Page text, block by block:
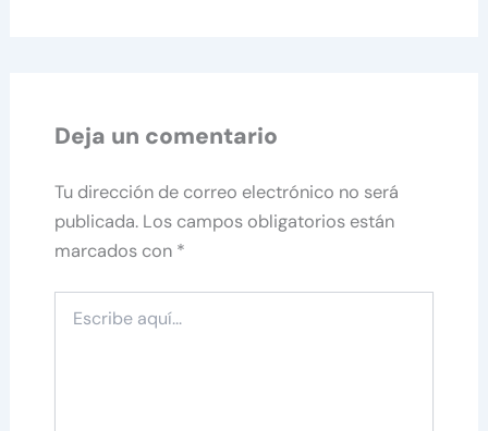
Deja un comentario
Tu dirección de correo electrónico no será
publicada. Los campos obligatorios están
marcados con *
aquí...